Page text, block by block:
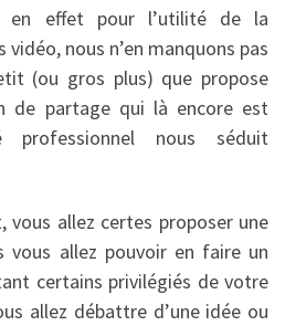
en effet pour l’utilité de la
nous n’en manquons pas
(ou gros plus) que propose
de partage qui là encore est
professionnel nous séduit
vous allez certes proposer une
vous allez pouvoir en faire un
certains privilégiés de votre
allez débattre d’une idée ou